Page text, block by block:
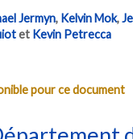
Jermyn, Kelvin Mok,
et Kevin Petrecca
pour ce document